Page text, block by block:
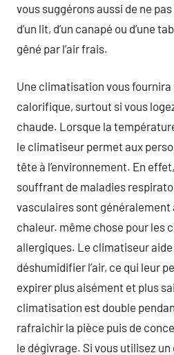
vous suggérons aussi de ne
d’un lit, d’un canapé ou d’une
gêné par l’air frais.
Une climatisation vous
calorifique, surtout si vous
chaude. Lorsque la
le climatiseur permet aux
tête à l’environnement. En
souffrant de maladies
vasculaires sont généralement
chaleur. même chose pour les
allergiques. Le climatiseur
déshumidifier l’air, ce qui leur
expirer plus aisément et plus
climatisation est double
rafraichir la pièce puis de
le dégivrage. Si vous utilisez